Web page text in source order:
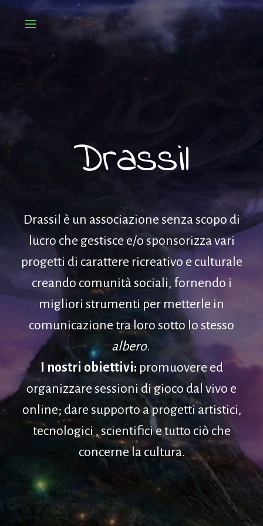
Drassil
Drassil è un associazione senza scopo di
lucro che gestisce e/o sponsorizza vari
progetti di carattere ricreativo e culturale
creando comunità sociali, fornendo i
migliori strumenti per metterle in
comunicazione tra loro sotto lo stesso
albero.
I nostri obiettivi: promuovere ed
organizzare sessioni di gioco dal vivo e
online; dare supporto a progetti artistici,
tecnologici , scientifici e tutto ciò che
concerne la cultura.